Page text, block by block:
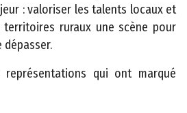
: valoriser les talents locaux et
ruraux une scène pour
dépasser.
qui ont marqué